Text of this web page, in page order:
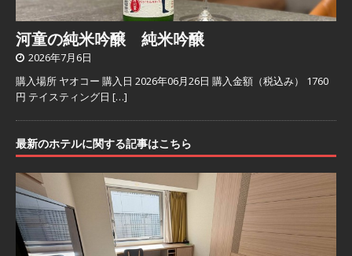
河童の純米吟醸 純米吟醸
2026年7月6日
購入場所 ヤオコー 購入日 2026年06月26日 購入金額（税込み） 1760
円 テイスティング日 […]
最新のホテルに関する記事はこちら